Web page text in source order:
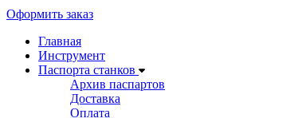
Оформить заказ
Главная
Инструмент
Паспорта станков
Архив паспартов
Доставка
Оплата